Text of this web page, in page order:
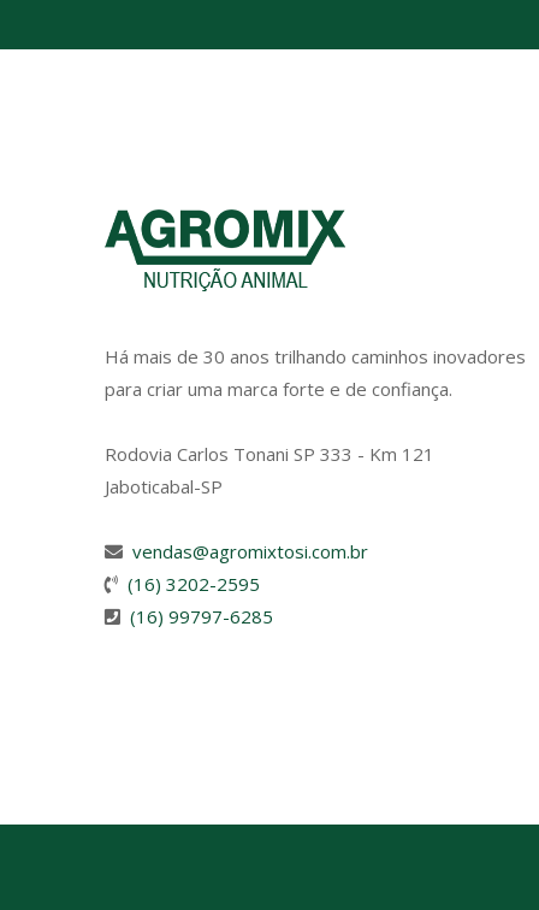
Há mais de 30 anos trilhando caminhos inovadores
para criar uma marca forte e de confiança.
Rodovia Carlos Tonani SP 333 - Km 121
Jaboticabal-SP
vendas@agromixtosi.com.br
(16) 3202-2595
(16) 99797-6285